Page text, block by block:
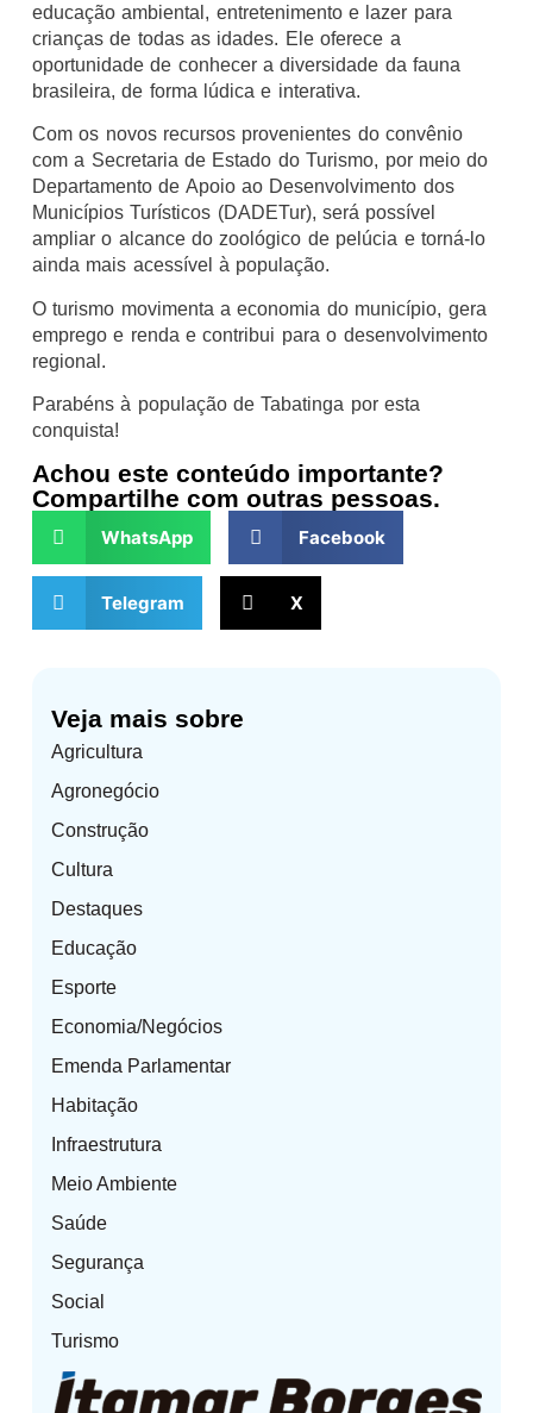
Veja mais sobre
Agricultura
Agronegócio
Construção
Cultura
Destaques
Educação
Esporte
Economia/Negócios
Emenda Parlamentar
Habitação
Infraestrutura
Meio Ambiente
Saúde
Segurança
Social
Turismo
educação ambiental, entretenimento e lazer para
crianças de todas as idades. Ele oferece a
oportunidade de conhecer a diversidade da fauna
brasileira, de forma lúdica e interativa.
Com os novos recursos provenientes do convênio
com a Secretaria de Estado do Turismo, por meio do
Departamento de Apoio ao Desenvolvimento dos
Municípios Turísticos (DADETur), será possível
ampliar o alcance do zoológico de pelúcia e torná-lo
ainda mais acessível à população.
O turismo movimenta a economia do município, gera
emprego e renda e contribui para o desenvolvimento
regional.
Parabéns à população de Tabatinga por esta
conquista!
Achou este conteúdo importante?
Compartilhe com outras pessoas.
WhatsApp Facebook
Telegram X